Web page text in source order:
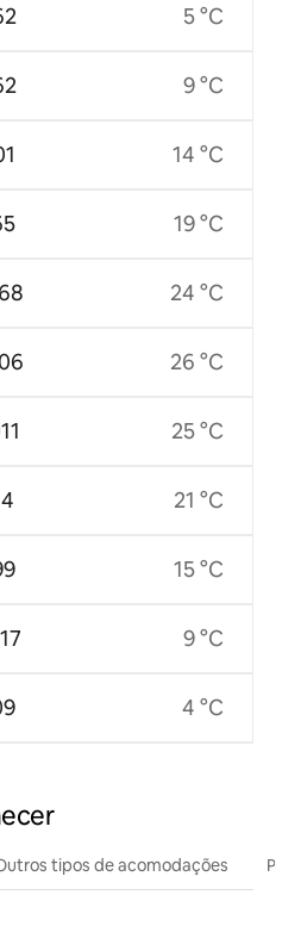
5 °C
9 °C
14 °C
19 °C
24 °C
26 °C
25 °C
21 °C
15 °C
9 °C
4 °C
tipos de acomodações